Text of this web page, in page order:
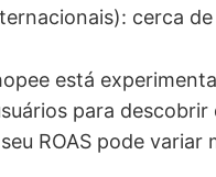
cerca de
está
para
ROAS pode